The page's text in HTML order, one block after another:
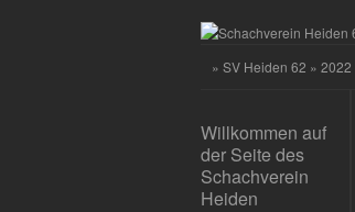
» SV Heiden 62 » 2022
Willkommen auf
der Seite des
Schachverein
Heiden